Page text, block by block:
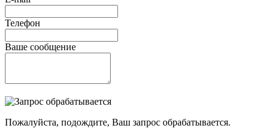
Телефон
Ваше сообщение
Пожалуйста, подождите, Ваш запрос обрабатывается.